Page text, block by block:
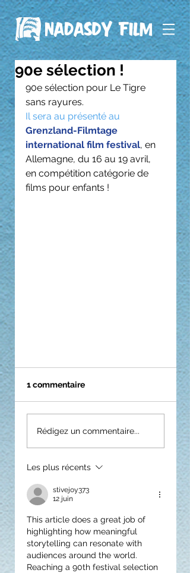
90e sélection !
90e sélection pour Le Tigre
sans rayures.
Il sera au présenté au
Grenzland-Filmtage
international film festival, en
Allemagne, du 16 au 19 avril,
en compétition catégorie de
films pour enfants !
1 commentaire
Rédigez un commentaire...
Les plus récents
stivejoy373
12 juin
This article does a great job of
highlighting how meaningful
storytelling can resonate with
audiences around the world.
Reaching a 90th festival selection